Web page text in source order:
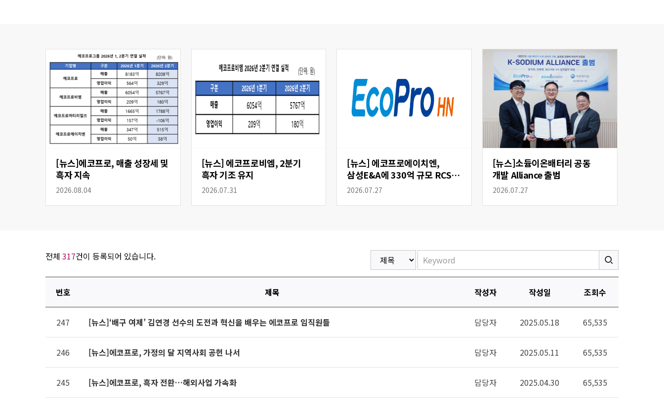
[뉴스]에코프로, 매출 성장세 및
흑자 지속
2026.08.04
[뉴스] 에코프로비엠, 2분기
흑자 기조 유지
2026.07.31
[뉴스] 에코프로에이치엔,
삼성E&A에 330억 규모 RCS
공급
2026.07.27
[뉴스]소듐이온배터리 공동
개발 Alliance 출범
2026.07.27
전체 317건이 등록되어 있습니다.
파일,
제목,
카테고리,
작성일
제공표
번호 제목 작성자 작성일 조회수
247 [뉴스]‘배구 여제’ 김연경 선수의 도전과 혁신을 배우는 에코프로 임직원들 담당자 2025.05.18 65,535
246 [뉴스]에코프로, 가정의 달 지역사회 공헌 나서 담당자 2025.05.11 65,535
245 [뉴스]에코프로, 흑자 전환…해외사업 가속화 담당자 2025.04.30 65,535